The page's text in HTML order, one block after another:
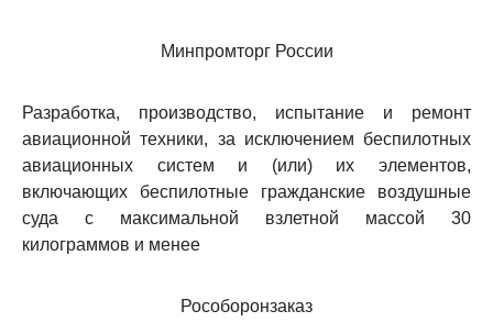
Минпромторг России
Разработка, производство, испытание и ремонт
авиационной техники, за исключением беспилотных
авиационных систем и (или) их элементов,
включающих беспилотные гражданские воздушные
суда с максимальной взлетной массой 30
килограммов и менее
Рособоронзаказ